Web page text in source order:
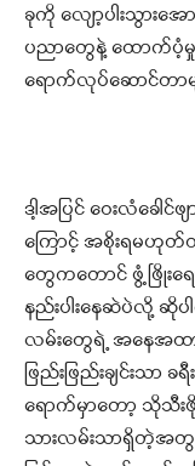
ခုကို လျော့ပါးသွား
ပညာတွေနဲ့ ထောက်ပံ့
ရောက်လုပ်ဆောင်တာ
ဒါ့အပြင် ဝေးလံခေါ
ကြောင့် အစိုးရမ
တွေကတောင် ဖွံ့ဖြိုးရ
နည်းပါးနေဆဲပဲလို့ ဆို
လမ်းတွေရဲ့ အနေအထ
ဖြည်းဖြည်းချင်းသာ
ရောက်မှာတော့ သိုသီး
သားလမ်းသာရှိတဲ့အတွ